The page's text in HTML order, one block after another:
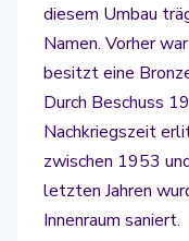
diesem Umbau
Namen. Vorher
besitzt eine
Durch Beschuss
Nachkriegszeit
zwischen 1953
letzten Jahren
Innenraum saniert.